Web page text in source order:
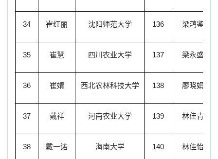
34 崔红丽 沈阳师范大学 136 梁鸿鉴
35 崔慧 四川农业大学 137 梁永盛
36 崔婧 西北农林科技大学 138 廖晓娟
37 戴祥 河南农业大学 139 林佳青
38 戴一诺 海南大学 140 林佳怡